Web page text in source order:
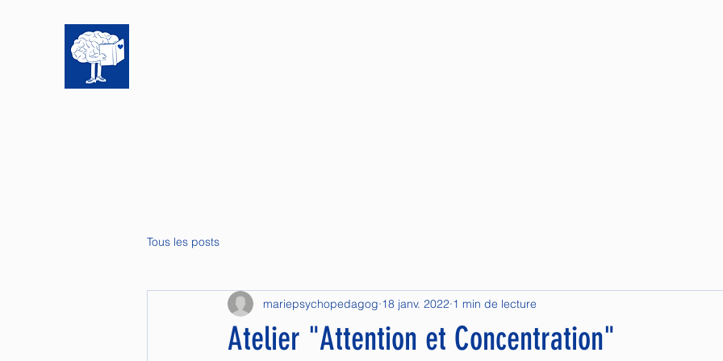
Tous les posts
Atelier "Attention et Concentration"
mariepsychopedagog 18 janv. 2022 1 min de lecture